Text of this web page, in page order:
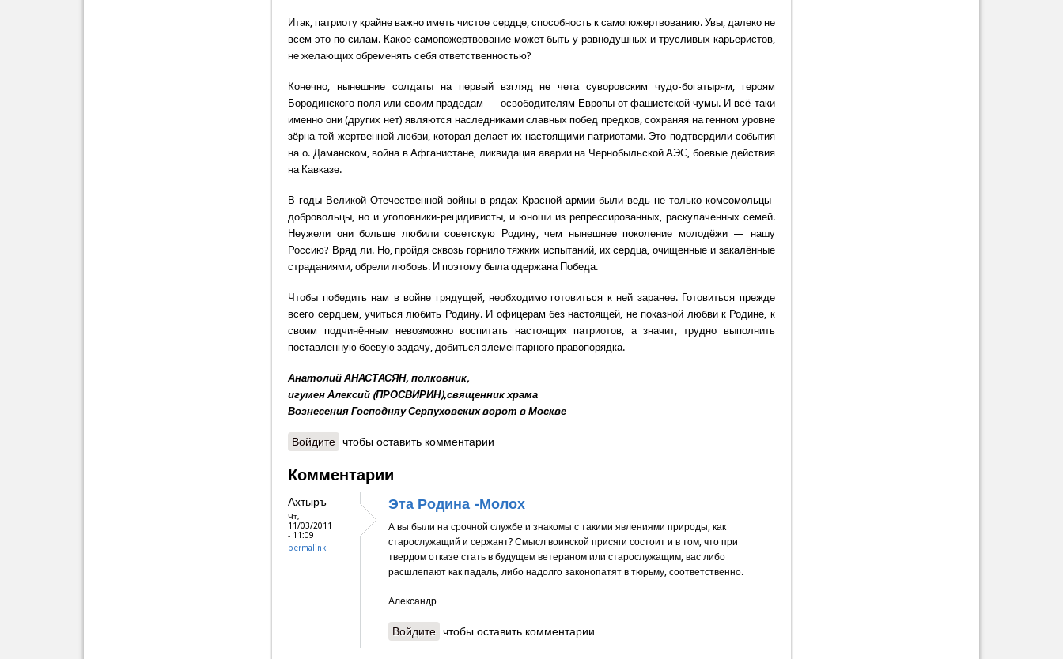
Итак, патриоту крайне важно иметь чистое сердце, способность к самопожертвованию. Увы, далеко не
всем это по силам. Какое самопожертвование может быть у равнодушных и трусливых карьеристов,
не желающих обременять себя ответственностью?
Конечно, нынешние солдаты на первый взгляд не чета суворовским чудо-богатырям, героям
Бородинского поля или своим прадедам — освободителям Европы от фашистской чумы. И всё-таки
именно они (других нет) являются наследниками славных побед предков, сохраняя на генном уровне
зёрна той жертвенной любви, которая делает их настоящими патриотами. Это подтвердили события
на о. Даманском, война в Афганистане, ликвидация аварии на Чернобыльской АЭС, боевые действия
на Кавказе.
В годы Великой Отечественной войны в рядах Красной армии были ведь не только комсомольцы-
добровольцы, но и уголовники-рецидивисты, и юноши из репрессированных, раскулаченных семей.
Неужели они больше любили советскую Родину, чем нынешнее поколение молодёжи — нашу
Россию? Вряд ли. Но, пройдя сквозь горнило тяжких испытаний, их сердца, очищенные и закалённые
страданиями, обрели любовь. И поэтому была одержана Победа.
Чтобы победить нам в войне грядущей, необходимо готовиться к ней заранее. Готовиться прежде
всего сердцем, учиться любить Родину. И офицерам без настоящей, не показной любви к Родине, к
своим подчинённым невозможно воспитать настоящих патриотов, а значит, трудно выполнить
поставленную боевую задачу, добиться элементарного правопорядка.
Анатолий АНАСТАСЯН, полковник,
игумен Алексий (ПРОСВИРИН),священник храма
Вознесения Господняу Серпуховских ворот в Москве
Войдите чтобы оставить комментарии
Комментарии
Ахтыръ
Чт,
11/03/2011
- 11:09
permalink
Эта Родина -Молох
А вы были на срочной службе и знакомы с такими явлениями природы, как
старослужащий и сержант? Смысл воинской присяги состоит и в том, что при
твердом отказе стать в будущем ветераном или старослужащим, вас либо
расшлепают как падаль, либо надолго законопатят в тюрьму, соответственно.
Александр
Войдите чтобы оставить комментарии